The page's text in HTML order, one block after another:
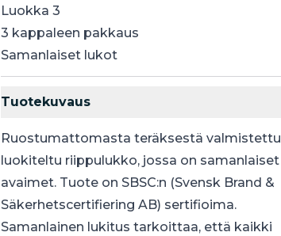
Luokka 3
3 kappaleen pakkaus
Samanlaiset lukot
Tuotekuvaus
Ruostumattomasta teräksestä valmistettu
luokiteltu riippulukko, jossa on samanlaiset
avaimet. Tuote on SBSC:n (Svensk Brand &
Säkerhetscertifiering AB) sertifioima.
Samanlainen lukitus tarkoittaa, että kaikki